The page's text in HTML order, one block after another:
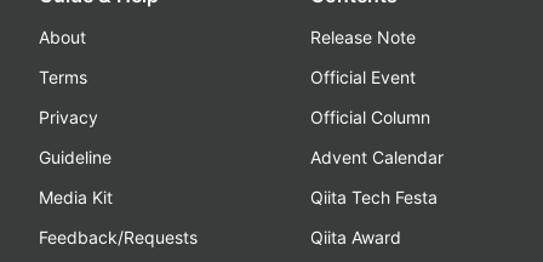
About
Terms
Privacy
Guideline
Media Kit
Feedback/Requests
Release Note
Official Event
Official Column
Advent Calendar
Qiita Tech Festa
Qiita Award